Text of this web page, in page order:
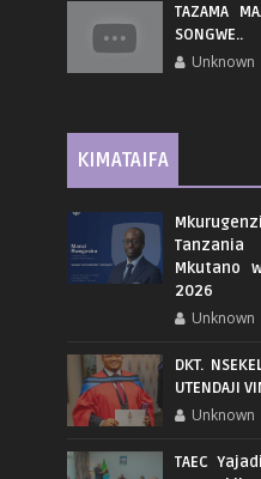
TAZAMA
SONGWE..
Unknown
KIMATAIFA
Mkutano
2026
Unknown
DKT.
UTENDAJI
Unknown
TAEC